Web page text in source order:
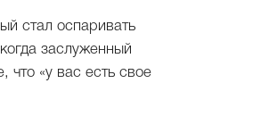
стал оспаривать
заслуженный
что «у вас есть свое